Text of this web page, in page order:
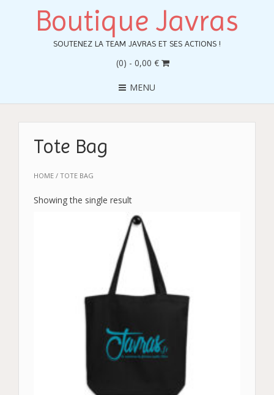
Boutique Javras
SOUTENEZ LA TEAM JAVRAS ET SES ACTIONS !
(0) - 0,00 €
MENU
HOME / TOTE BAG
Tote Bag
Showing the single result